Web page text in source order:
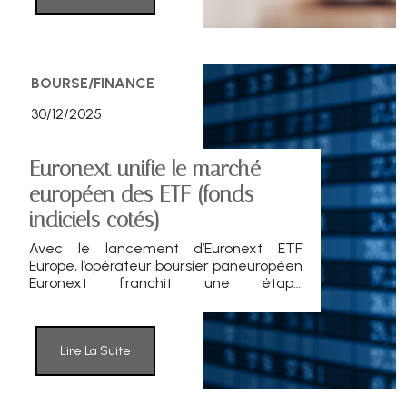
BOURSE/FINANCE
30/12/2025
Euronext unifie le marché
européen des ETF (fonds
indiciels cotés)
Avec le lancement d’Euronext ETF
Europe, l’opérateur boursier paneuropéen
Euronext franchit une étape
Lire La Suite